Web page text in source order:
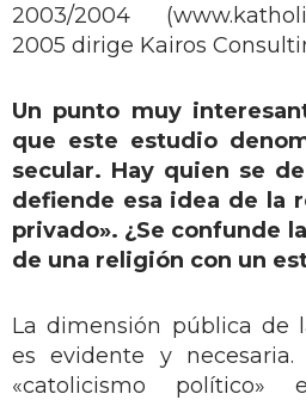
2003/2004
2005 dirige Kairos
Un punto muy
que este estudio
secular. Hay quien se
defiende esa idea de la
privado». ¿Se confunde
de una religión con un
La dimensión pública de
es evidente y necesaria.
«catolicismo político»